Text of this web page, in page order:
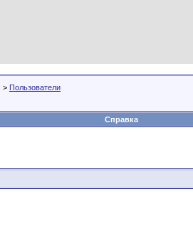
> Пользователи
Справка